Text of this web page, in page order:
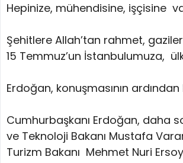
Hepinize, mühendisine, işçisine
Şehitlere Allah’tan rahmet,
15 Temmuz’un İstanbulumuza,
Erdoğan, konuşmasının
Cumhurbaşkanı Erdoğan, daha
ve Teknoloji Bakanı Mustafa
Turizm Bakanı Mehmet Nuri